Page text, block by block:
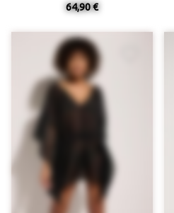
64,90 €